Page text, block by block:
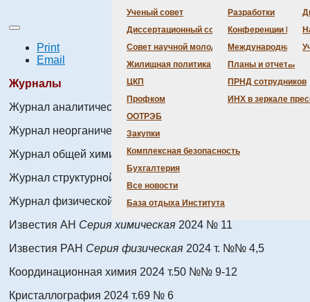
Ученый совет
Диссертационный совет
Совет научной молодежи
Жилищная политика
ЦКП
Профком
ООТРЭБ
Закупки
Комплексная безопасность
Бухгалтерия
Все новости
База отдыха Института
Разработки
Конференции
Международная
Планы и отчеты
ПРНД сотрудников
ИНХ в зеркале
Print
Email
Журналы
Журнал аналитической химии 2024 т.79 №№ 5.6,7
Журнал неорганической химии 2024 т.68 №№ 6,7,8
Журнал общей химии 2024 т.94 № 7
Журнал структурной химии 2025 т.66 № 1
Журнал физической химии 2024 т.96 №№ 5,6
Известия АН Серия химическая 2024 № 11
Известия РАН Серия физическая 2024 т. №№ 4,5
Координационная химия 2024 т.50 №№ 9-12
Кристаллография 2024 т.69 № 6